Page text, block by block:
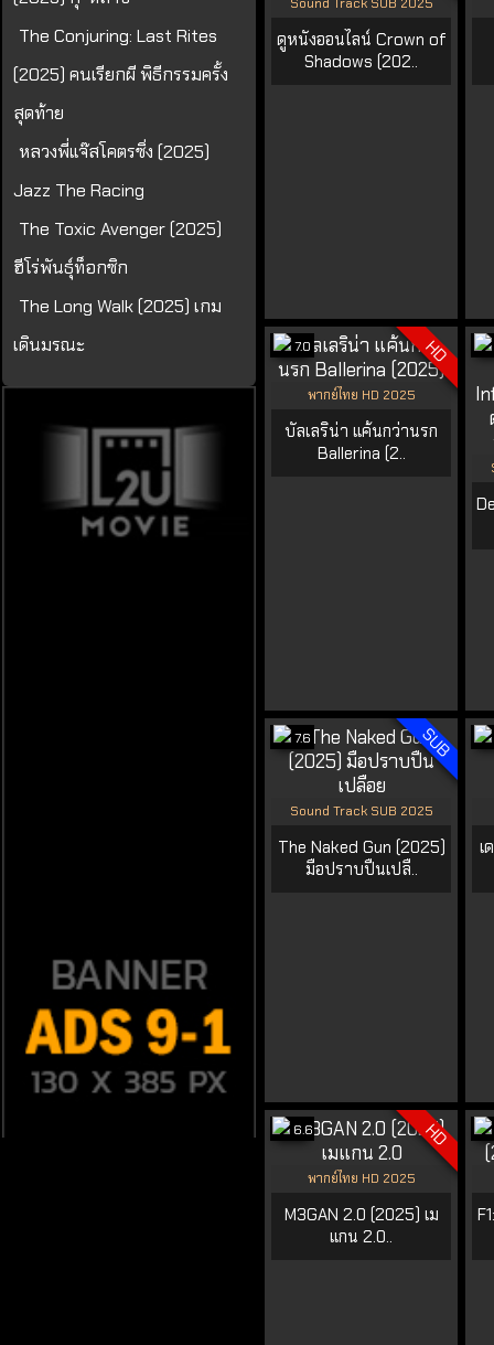
The Conjuring: Last Rites
(2025) คนเรียกผี พิธีกรรมครั้ง
สุดท้าย
หลวงพี่แจ๊สโคตรซิ่ง (2025)
Jazz The Racing
The Toxic Avenger (2025)
ฮีโร่พันธุ์ท็อกซิก
The Long Walk (2025) เกม
เดินมรณะ
ดูหนังออนไลน์ Crown of
Shadows (202..
HD
7.0
พากย์ไทย HD 2025
บัลเลริน่า แค้นกว่านรก
Ballerina (2..
SUB
7.6
Sound Track SUB 2025
The Naked Gun (2025)
มือปราบปืนเปลื..
เ
HD
6.6
พากย์ไทย HD 2025
M3GAN 2.0 (2025) เม
แกน 2.0..